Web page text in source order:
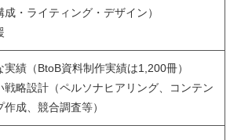
成・ライティング・デザイン）
実績（BtoB資料制作実績は1,200冊）
戦略設計（ペルソナヒアリング、コンテン
作成、競合調査等）